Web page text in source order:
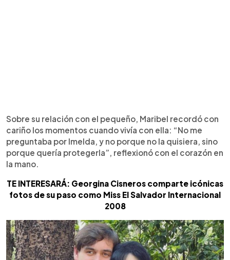
Sobre su relación con el pequeño, Maribel recordó con
cariño los momentos cuando vivía con ella: “No me
preguntaba por Imelda, y no porque no la quisiera, sino
porque quería protegerla”, reflexionó con el corazón en
la mano.
TE INTERESARÁ: Georgina Cisneros comparte icónicas
fotos de su paso como Miss El Salvador Internacional
2008